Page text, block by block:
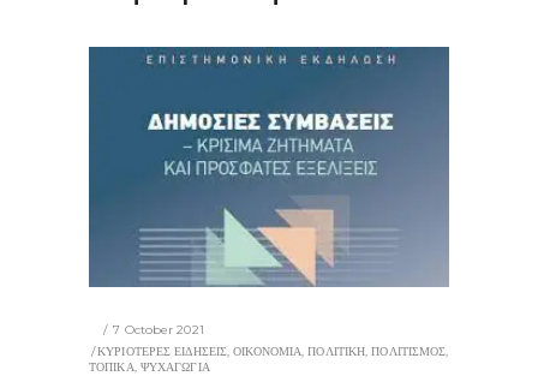
7 October 2021
ΚΥΡΙΟΤΕΡΕΣ ΕΙΔΗΣΕΙΣ,ΟΙΚΟΝΟΜΙΑ,ΠΟΛΙΤΙΚΗ,ΠΟΛΙΤΙΣΜΟΣ,
ΤΟΠΙΚΑ, ΨΥΧΑΓΩΓΙΑ